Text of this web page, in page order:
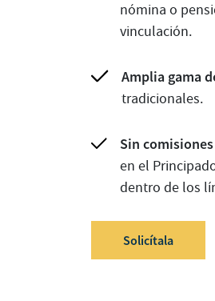
nómina o
vinculación.
Amplia gama
tradicionales.
Sin
en el
dentro de los
Solicítala